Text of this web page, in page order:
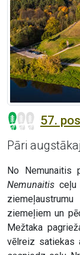
57.
Pāri
No Nemunaitis
Nemunaitis ceļu
ziemeļiem un
Mežtaka
vēlreiz satiekas